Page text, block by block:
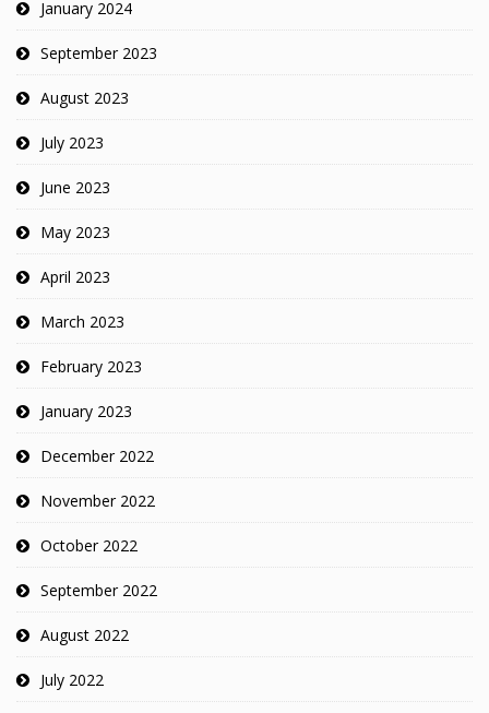
January 2024
September 2023
August 2023
July 2023
June 2023
May 2023
April 2023
March 2023
February 2023
January 2023
December 2022
November 2022
October 2022
September 2022
August 2022
July 2022